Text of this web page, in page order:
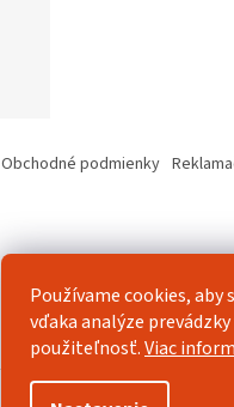
Používame cookies,
vďaka analýze
použiteľnosť.Viac
Obchodné podmienky